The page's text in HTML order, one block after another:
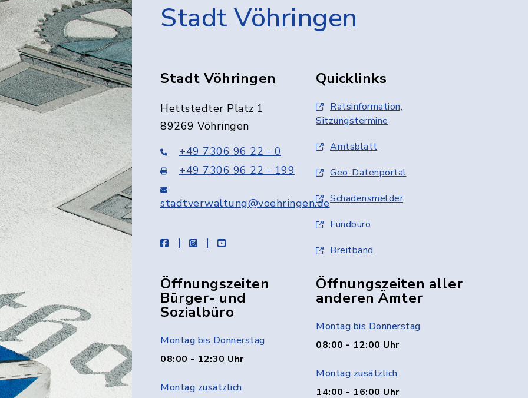
Stadt Vöhringen
Stadt Vöhringen
Hettstedter Platz 1
89269 Vöhringen
+49 7306 96 22 - 0
+49 7306 96 22 - 199
stadtverwaltung@voehringen.de
facebookinstagramyoutube
Quicklinks
Ratsinformation,
Sitzungstermine
Amtsblatt
Geo-Datenportal
Schadensmelder
Fundbüro
Breitband
Öffnungszeiten
Bürger- und
Sozialbüro
Montag bis Donnerstag
08:00 - 12:30 Uhr
Montag zusätzlich
Öffnungszeiten aller
anderen Ämter
Montag bis Donnerstag
08:00 - 12:00 Uhr
Montag zusätzlich
14:00 - 16:00 Uhr